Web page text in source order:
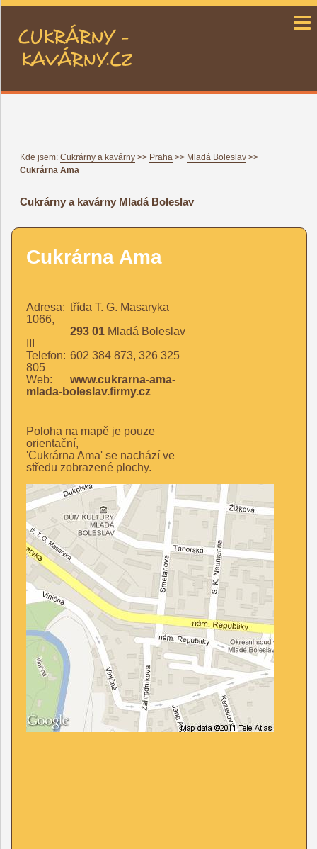
cukrárny a kavárny CZ
Kde jsem: Cukrárny a kavárny >> Praha >> Mladá Boleslav >>
Cukrárna Ama
Cukrárny a kavárny Mladá Boleslav
Cukrárna Ama
Adresa: třída T. G. Masaryka
1066,
293 01 Mladá Boleslav
Telefon: 602 384 873, 326 325
805
Web:
www.cukrarna-ama-
mlada-boleslav.firmy.cz
Poloha na mapě je pouze
orientační,
'Cukrárna Ama' se nachází ve
středu zobrazené plochy.